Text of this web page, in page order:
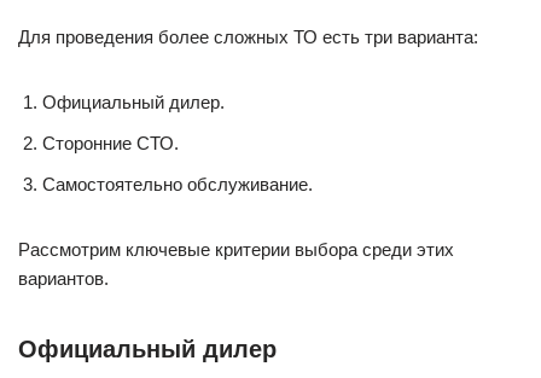
Для проведения более сложных ТО есть три варианта:
Официальный дилер.
Сторонние СТО.
Самостоятельно обслуживание.
Рассмотрим ключевые критерии выбора среди этих
вариантов.
Официальный дилер